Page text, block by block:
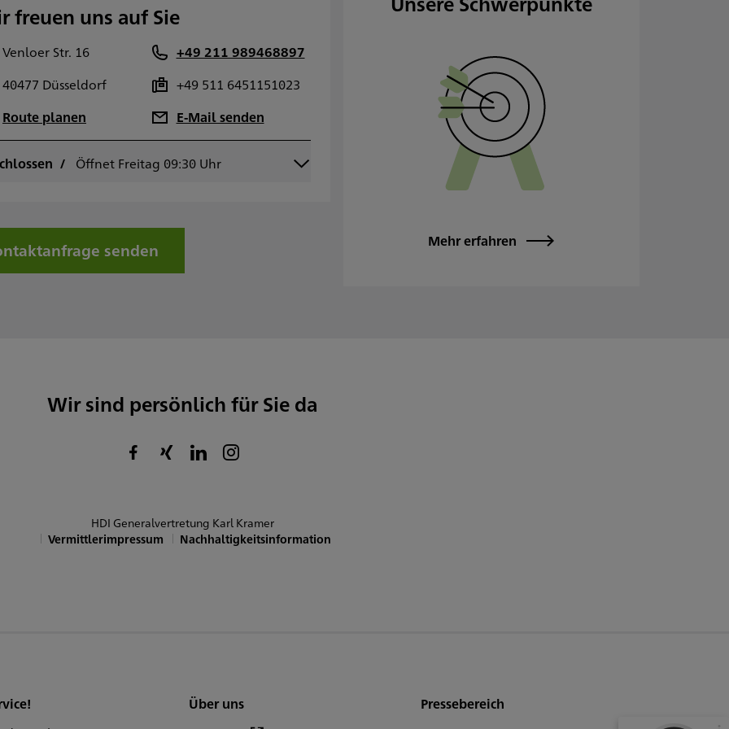
freuen uns auf Sie
Venloer Str. 16
40477 Düsseldorf
Route planen
+49 211 989468897
+49 511 6451151023
E-Mail senden
Öffnet Freitag 09:30 Uhr
09:30 - 17:00
senden Mehr erfahren
Wir sind persönlich für Sie da
HDI Generalvertretung Karl Kramer
Vermittlerimpressum
Nachhaltigkeitsinformation
Über uns
Pressebereich